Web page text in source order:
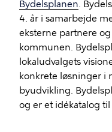
Bydelsplanen.
4. år i samarbejde
eksterne partnere
kommunen.
lokaludvalgets
konkrete løsninger i
byudvikling.
og er et idékatalog